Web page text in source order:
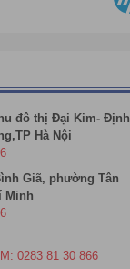
đô thị Đại Kim- Định
Hà Nội
Giã, phường Tân
Minh
0283 81 30 866